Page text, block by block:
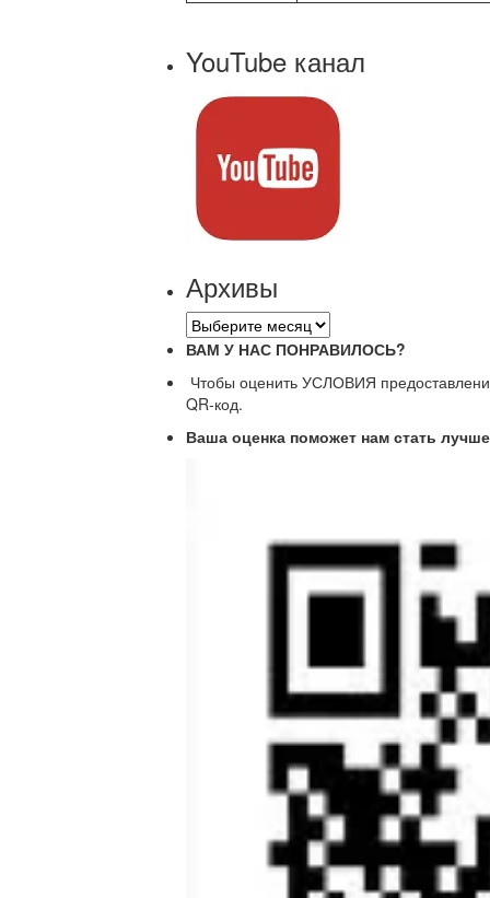
YouTube канал
Архивы
Архивы
ВАМ У НАС ПОНРАВИЛОСЬ?
Чтобы оценить УСЛОВИЯ
QR-код.
Ваша оценка поможет нам стать